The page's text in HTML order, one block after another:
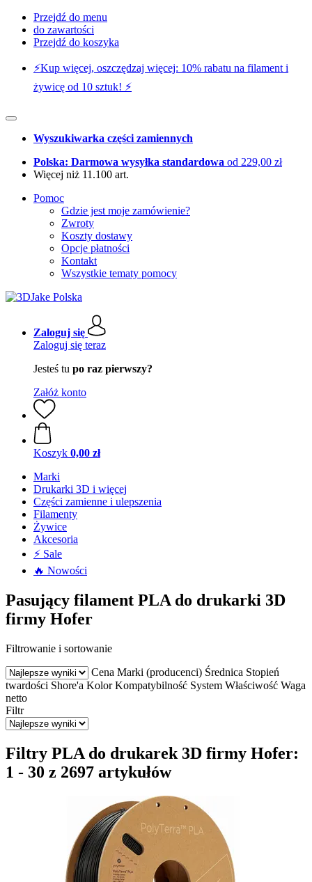
Przejdź do menu
do zawartości
Przejdź do koszyka
⚡️Kup więcej, oszczędzaj więcej: 10% rabatu na filament i
żywicę od 10 sztuk! ⚡️
Wyszukiwarka części zamiennych
Polska: Darmowa wysyłka standardowa od 229,00 zł
Więcej niż 11.100 art.
Pomoc
Gdzie jest moje zamówienie?
Zwroty
Koszty dostawy
Opcje płatności
Kontakt
Wszystkie tematy pomocy
Zaloguj się
Zaloguj się teraz
Jesteś tu po raz pierwszy?
Załóż konto
Koszyk 0,00 zł
Marki
Drukarki 3D i więcej
Części zamienne i ulepszenia
Filamenty
Żywice
Akcesoria
⚡ Sale
🔥 Nowości
Pasujący filament PLA do drukarki 3D
firmy Hofer
Filtrowanie i sortowanie
Cena Marki (producenci) Średnica Stopień
twardości Shore'a Kolor Kompatybilność System Właściwość Waga
netto
Filtr
Filtry PLA do drukarek 3D firmy Hofer:
1 - 30 z 2697 artykułów